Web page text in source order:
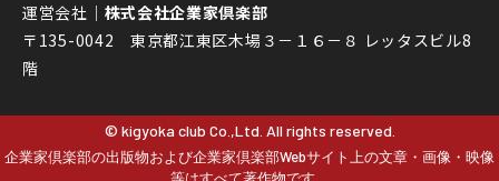
運営会社｜ 株式会社企業家倶楽部
〒135-0042 東京都江東区木場３－１６－８ レッタスビル8
階
© kigyoka club Co.,Ltd. All rights reserved.
企業家倶楽部の出版物および企業家倶楽部Webサイト上の文章・画像・映像